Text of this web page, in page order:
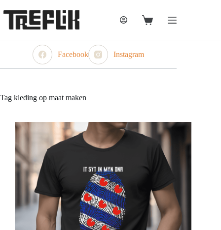
naar
inhoud
Winkelwagen
Facebook Instagram
Tag kleding op maat maken